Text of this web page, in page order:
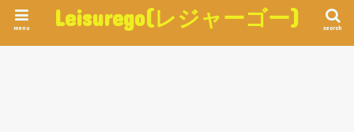
Leisurego(レジャーゴー) search
menu